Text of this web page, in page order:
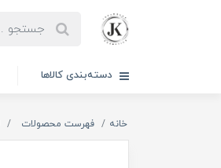
دسته‌بندی کالاها
خانه فهرست محصولات